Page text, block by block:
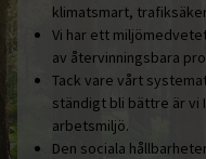
klimatsmart,
Vi har ett
av återvinningsbara
Tack vare vårt
ständigt bli bättre är vi
arbetsmiljö.
Den sociala